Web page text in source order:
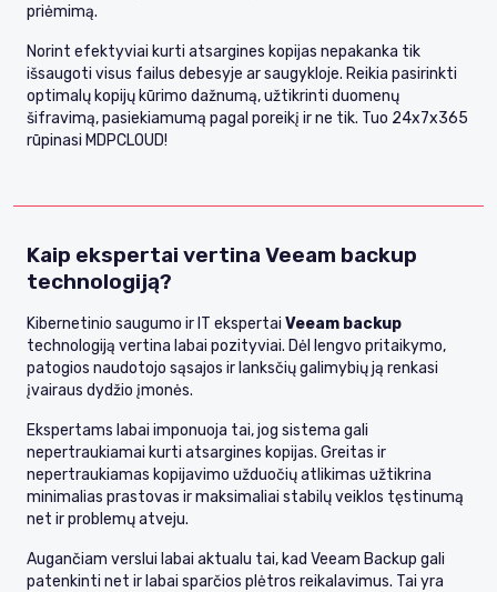
priėmimą.
Norint efektyviai kurti atsargines kopijas nepakanka tik
išsaugoti visus failus debesyje ar saugykloje. Reikia pasirinkti
optimalų kopijų kūrimo dažnumą, užtikrinti duomenų
šifravimą, pasiekiamumą pagal poreikį ir ne tik. Tuo 24x7x365
rūpinasi MDPCLOUD!
Kaip ekspertai vertina Veeam backup
technologiją?
Kibernetinio saugumo ir IT ekspertai Veeam backup
technologiją vertina labai pozityviai. Dėl lengvo pritaikymo,
patogios naudotojo sąsajos ir lanksčių galimybių ją renkasi
įvairaus dydžio įmonės.
Ekspertams labai imponuoja tai, jog sistema gali
nepertraukiamai kurti atsargines kopijas. Greitas ir
nepertraukiamas kopijavimo užduočių atlikimas užtikrina
minimalias prastovas ir maksimaliai stabilų veiklos tęstinumą
net ir problemų atveju.
Augančiam verslui labai aktualu tai, kad Veeam Backup gali
patenkinti net ir labai sparčios plėtros reikalavimus. Tai yra